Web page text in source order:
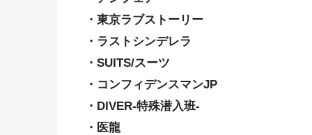
・東京ラブストーリー
・ラストシンデレラ
・SUITS/スーツ
・コンフィデンスマンJP
・DIVER-特殊潜入班-
・医龍